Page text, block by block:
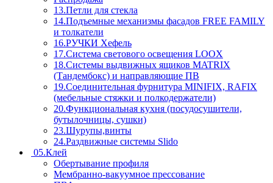
13.Петли для стекла
14.Подъемные механизмы фасадов FREE FAMILY
и толкатели
16.РУЧКИ Хефель
17.Система светового освещения LOOX
18.Системы выдвижных ящиков MATRIX
(Тандембокс) и направляющие ПВ
19.Соединительная фурнитура MINIFIX, RAFIX
(мебельные стяжки и полкодержатели)
20.Функциональная кухня (посудосушители,
бутылочницы, сушки)
23.Шурупы,винты
24.Раздвижные системы Slido
05.Клей
Обертывание профиля
Мембранно-вакуумное прессование